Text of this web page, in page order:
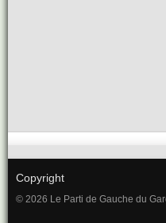
Copyright
© 2026 Le Parti de Gauche du